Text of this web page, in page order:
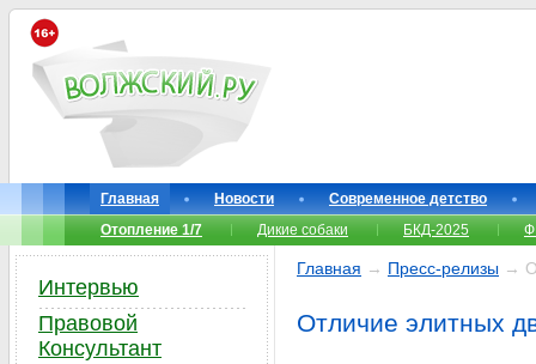
Главная Новости
Современное детство
Отопление 1/7
Дикие собаки БКД-2025
Главная → Пресс-релизы →
Отличие элитных
Интервью
Правовой
Консультант